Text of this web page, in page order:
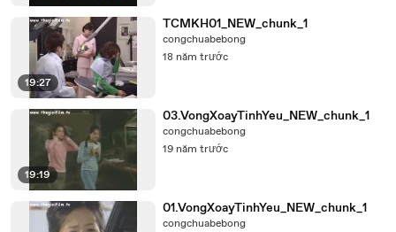
19:27
TCMKH01_NEW_chunk_1
congchuabebong
18 năm trước
19:19
03.VongXoayTinhYeu_NEW_chunk_1
congchuabebong
19 năm trước
01.VongXoayTinhYeu_NEW_chunk_1
congchuabebong